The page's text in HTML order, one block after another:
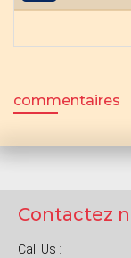
commentaires
Contactez
Call Us :